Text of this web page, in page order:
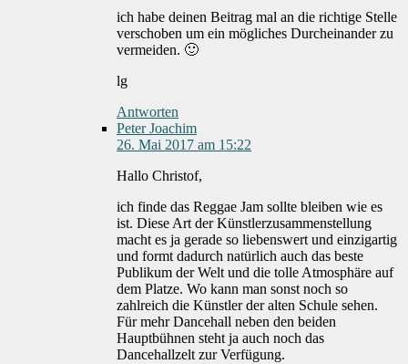
ich habe deinen Beitrag mal an die richtige Stelle
verschoben um ein mögliches Durcheinander zu
vermeiden. 🙂
lg
Antworten
Peter Joachim
26. Mai 2017 am 15:22
Hallo Christof,
ich finde das Reggae Jam sollte bleiben wie es
ist. Diese Art der Künstlerzusammenstellung
macht es ja gerade so liebenswert und einzigartig
und formt dadurch natürlich auch das beste
Publikum der Welt und die tolle Atmosphäre auf
dem Platze. Wo kann man sonst noch so
zahlreich die Künstler der alten Schule sehen.
Für mehr Dancehall neben den beiden
Hauptbühnen steht ja auch noch das
Dancehallzelt zur Verfügung.